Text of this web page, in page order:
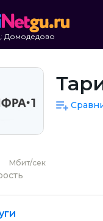
Домодедово
Мбит/сек